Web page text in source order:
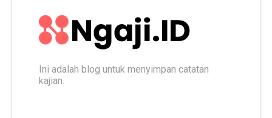
Ini adalah blog untuk menyimpan catatan
kajian.